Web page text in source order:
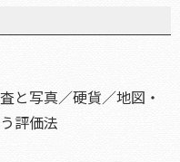
と写真／硬貨／地図・
評価法